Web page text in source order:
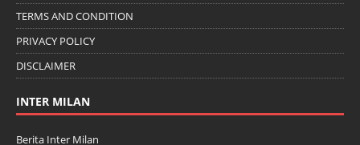
TERMS AND CONDITION
PRIVACY POLICY
DISCLAIMER
INTER MILAN
Berita Inter Milan